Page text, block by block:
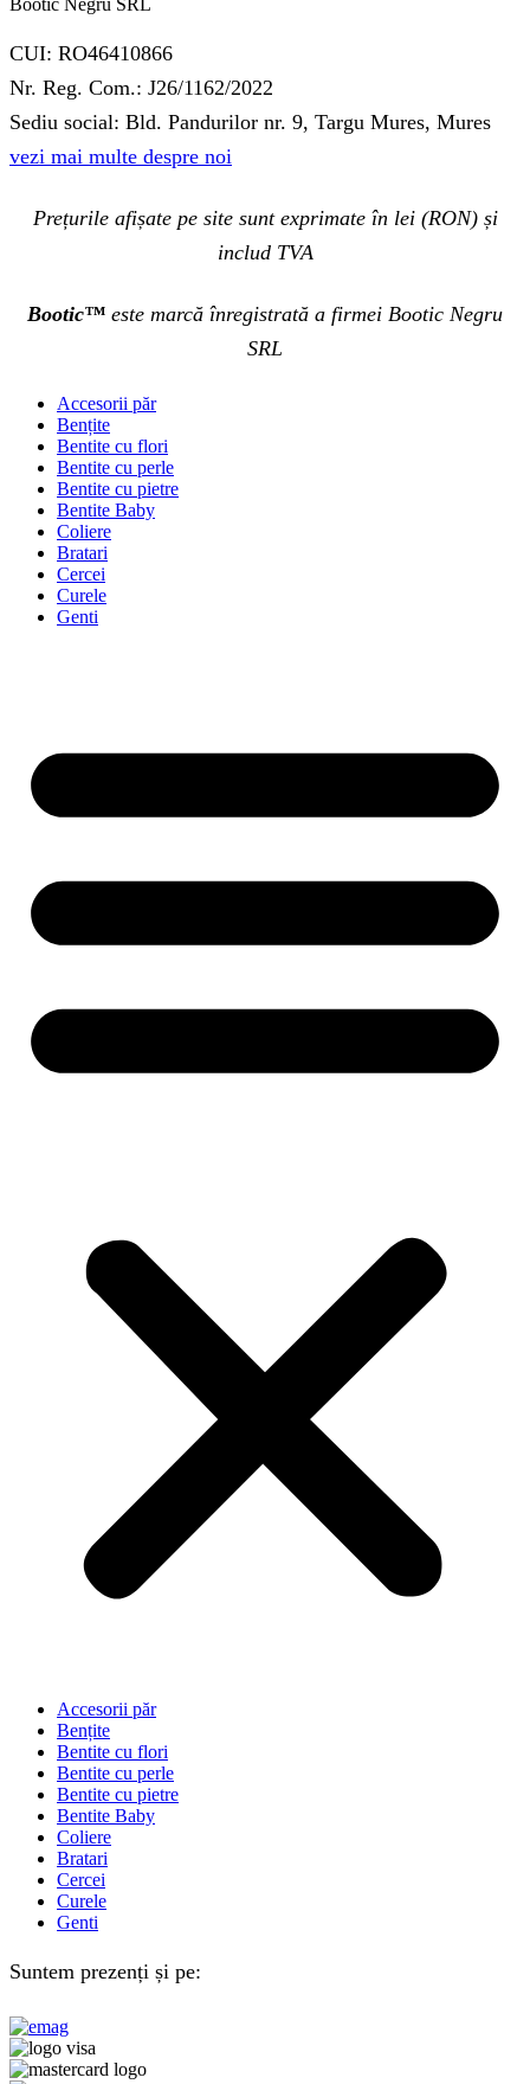
Bootic Negru SRL
CUI: RO46410866
Nr. Reg. Com.: J26/1162/2022
Sediu social: Bld. Pandurilor nr. 9, Targu Mures, Mures
vezi mai multe despre noi
Prețurile afișate pe site sunt exprimate în lei (RON) și
includ TVA
Bootic™ este marcă înregistrată a firmei Bootic Negru
SRL
Accesorii păr
Bențite
Bentite cu flori
Bentite cu perle
Bentite cu pietre
Bentite Baby
Coliere
Bratari
Cercei
Curele
Genti
Accesorii păr
Bențite
Bentite cu flori
Bentite cu perle
Bentite cu pietre
Bentite Baby
Coliere
Bratari
Cercei
Curele
Genti
Suntem prezenți și pe: